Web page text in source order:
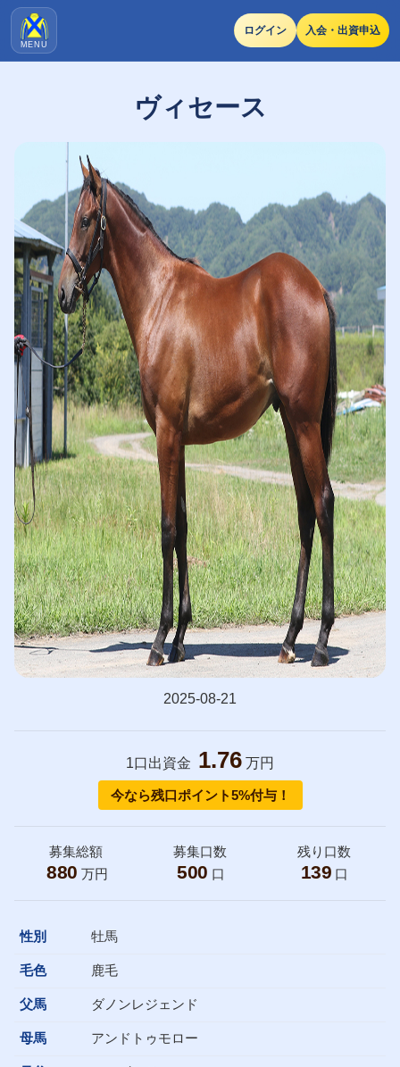
MENU
ログイン 入会・出資申込
ヴィセース
2025-08-21
1口出資金 1.76 万円
今なら残口ポイント5%付与！
募集総額
880 万円
募集口数
500 口
残り口数
139 口
性別 牡馬
毛色 鹿毛
父馬 ダノンレジェンド
母馬 アンドトゥモロー